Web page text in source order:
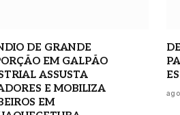
DE GRANDE
EM GALPÃO
ASSUSTA
E MOBILIZA
EM